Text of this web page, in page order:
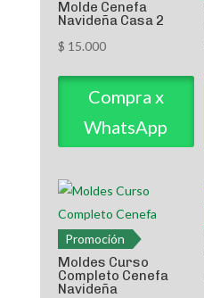
Molde Cenefa
Navideña Casa 2
$ 15.000
Compra x
WhatsApp
Promoción
Moldes Curso
Completo Cenefa
Navideña